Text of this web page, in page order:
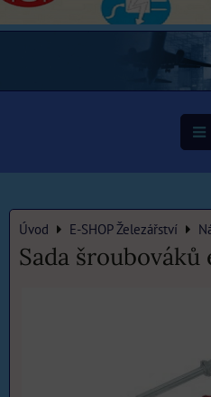
Úvod E-SHOP Železářství
Sada